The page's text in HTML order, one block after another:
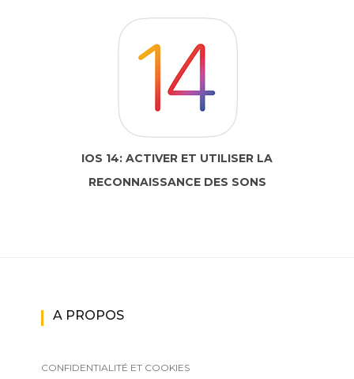
IOS 14: ACTIVER ET UTILISER LA
RECONNAISSANCE DES SONS
A PROPOS
CONFIDENTIALITÉ ET COOKIES